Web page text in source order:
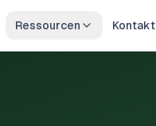
Ressourcen Kontakt